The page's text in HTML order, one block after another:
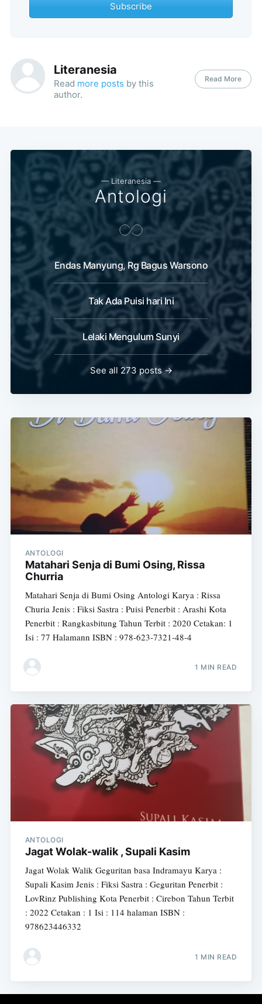
Subscribe
Literanesia
Read more posts by this
author.
Read More
— Literanesia —
Antologi
Endas Manyung, Rg Bagus Warsono
Tak Ada Puisi hari Ini
Lelaki Mengulum Sunyi
See all 273 posts →
ANTOLOGI
Matahari Senja di Bumi Osing, Rissa
Churria
Matahari Senja di Bumi Osing Antologi Karya : Rissa
Churia Jenis : Fiksi Sastra : Puisi Penerbit : Arashi Kota
Penerbit : Rangkasbitung Tahun Terbit : 2020 Cetakan: 1
Isi : 77 Halamann ISBN : 978-623-7321-48-4
1 MIN READ
ANTOLOGI
Jagat Wolak-walik , Supali Kasim
Jagat Wolak Walik Geguritan basa Indramayu Karya :
Supali Kasim Jenis : Fiksi Sastra : Geguritan Penerbit :
LovRinz Publishing Kota Penerbit : Cirebon Tahun Terbit
: 2022 Cetakan : 1 Isi : 114 halaman ISBN :
978623446332
1 MIN READ
Subscribe